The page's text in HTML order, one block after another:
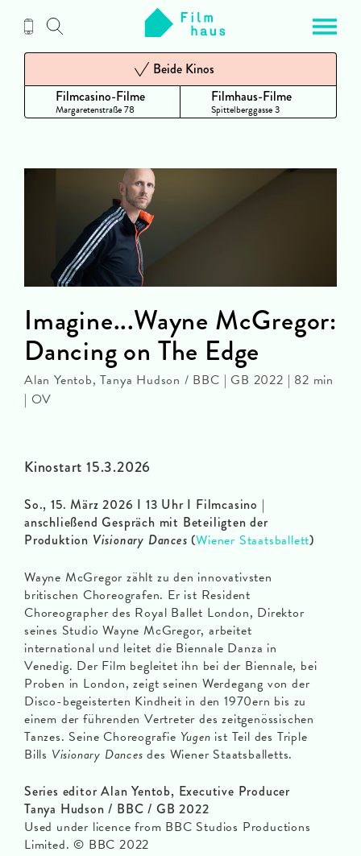
Inhalt
Filmcasino-Filme
Margaretenstraße 78
Beide Kinos
Filmhaus-Filme
Spittelberggasse 3
Kinostart 15.3.2026
So., 15. März 2026 I 13 Uhr I Filmcasino |
anschließend Gespräch mit Beteiligten der
Produktion Visionary Dances(Wiener Staatsballett)
Wayne McGregor zählt zu den innovativsten
britischen Choreografen. Er ist Resident
Choreographer des Royal Ballet London, Direktor
seines Studio Wayne McGregor, arbeitet
international und leitet die Biennale Danza in
Venedig. Der Film begleitet ihn bei der Biennale, bei
Proben in London, zeigt seinen Werdegang von der
Disco-begeisterten Kindheit in den 1970ern bis zu
einem der führenden Vertreter des zeitgenössischen
Tanzes. Seine Choreografie Yugen ist Teil des Triple
Bills Visionary Dances des Wiener Staatsballetts.
Series editor Alan Yentob, Executive Producer
Tanya Hudson / BBC / GB 2022
Used under licence from BBC Studios Productions
Limited. © BBC 2022
Imagine...Wayne McGregor:
Dancing on The Edge
Alan Yentob, Tanya Hudson / BBC | GB 2022 | 82 min
| OV